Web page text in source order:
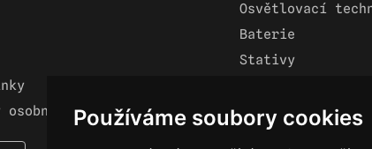
Používáme soubory cookies
osobních údajů
Osvětlovací
Baterie
Stativy
Ostatní